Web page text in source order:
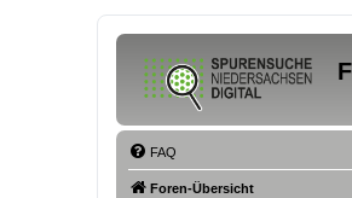
FAQ
Foren-Übersicht